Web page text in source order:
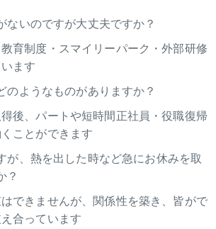
ないのですが大丈夫ですか？
育制度・スマイリーパーク・外部研修
ます
のようなものがありますか？
後、パートや短時間正社員・役職復帰
ことができます
が、熱を出した時など急にお休みを取
？
できませんが、関係性を築き、皆がで
合っています